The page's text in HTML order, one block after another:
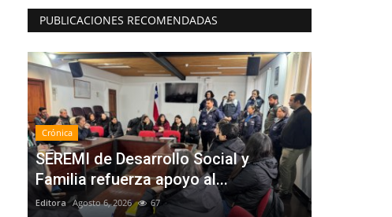
PUBLICACIONES RECOMENDADAS
Crónica
SEREMI de Desarrollo Social y
Familia refuerza apoyo al...
Editora Agosto 6, 2026 67